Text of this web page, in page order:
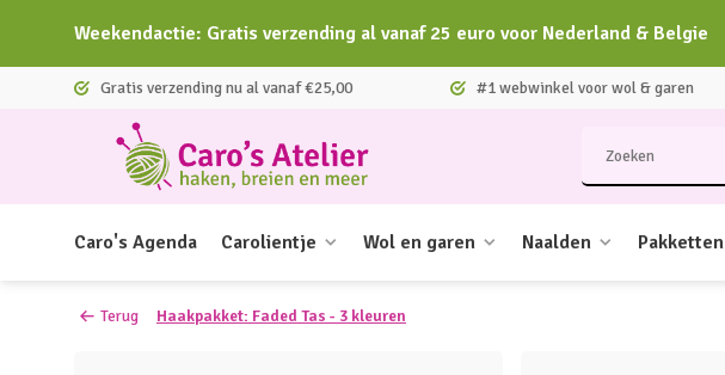
Weekendactie: Gratis verzending al vanaf 25 euro voor Nederland & Belgie
Gratis verzending nu al vanaf €25,00 #1 webwinkel voor wol & garen
Caro's Agenda Carolientje Wol en garen Naalden Pakketten
Terug Haakpakket: Faded Tas - 3 kleuren